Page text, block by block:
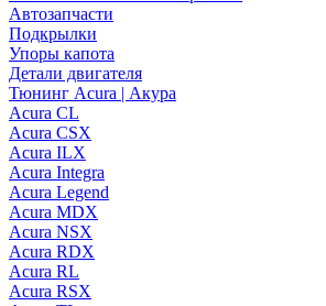
Автозапчасти
Подкрылки
Упоры капота
Детали двигателя
Тюнинг Acura | Акура
Acura CL
Acura CSX
Acura ILX
Acura Integra
Acura Legend
Acura MDX
Acura NSX
Acura RDX
Acura RL
Acura RSX